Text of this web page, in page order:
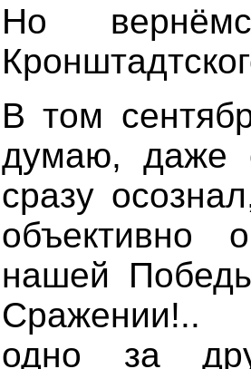
Но
В том
думаю, даже
сразу
объективно
нашей
Сражении!..
одно за